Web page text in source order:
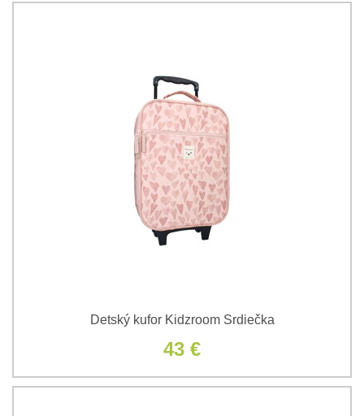
Detský kufor Kidzroom Srdiečka
43 €